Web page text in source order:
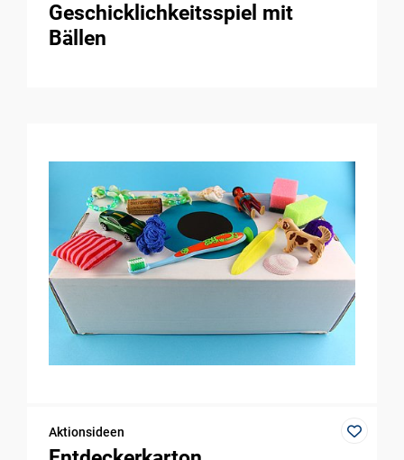
Geschicklichkeitsspiel mit
Bällen
Aktionsideen